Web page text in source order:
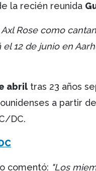
la recién reunida
Rose como
12 de junio en
abril tras 23 años
a partir
DC.
comentó: "Los